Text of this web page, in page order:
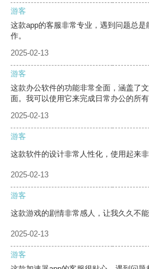
游客
这款app的客服非常专业，遇到问题总
作。
2025-02-13
游客
这款办公软件的功能非常全面，涵盖了
面。我可以使用它来完成日常办公的所有
2025-02-13
游客
这款软件的设计非常人性化，使用起来非
2025-02-13
游客
这款游戏的剧情非常感人，让我久久不能
2025-02-13
游客